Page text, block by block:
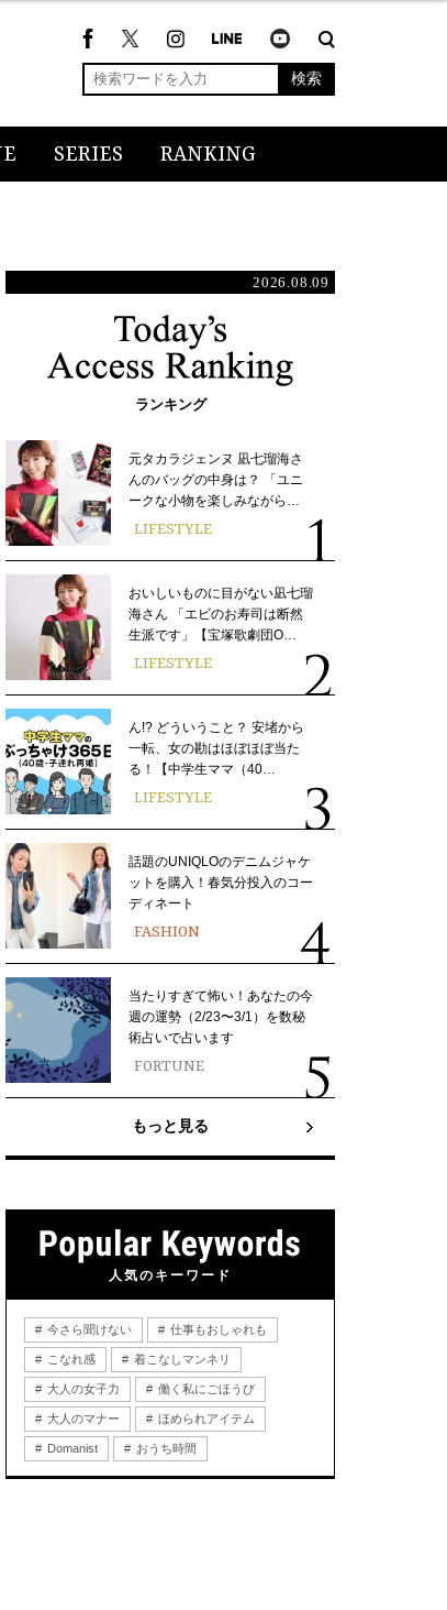
検索
SERIES RANKING
2026.08.09
ランキング
元タカラジェンヌ 凪七瑠海さ
んのバッグの中身は？ 「ユニ
ークな小物を楽しみながら…
LIFESTYLE
おいしいものに目がない凪七瑠
海さん 「エビのお寿司は断然
生派です」【宝塚歌劇団O…
LIFESTYLE
ん!? どういうこと？ 安堵から
一転、女の勘はほぼほぼ当た
る！【中学生ママ（40…
LIFESTYLE
話題のUNIQLOのデニムジャケ
ットを購入！春気分投入のコー
ディネート
FASHION
当たりすぎて怖い！あなたの今
週の運勢（2/23〜3/1）を数秘
術占いで占います
FORTUNE
もっと見る
人気のキーワード
今さら聞けない 仕事もおしゃれも
こなれ感 着こなしマンネリ
大人の女子力 働く私にごほうび
大人のマナー ほめられアイテム
Domanist おうち時間